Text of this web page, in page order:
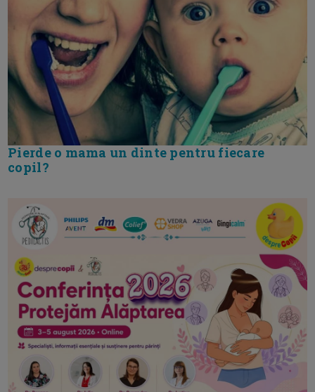
Pierde o mama un dinte pentru fiecare
copil?